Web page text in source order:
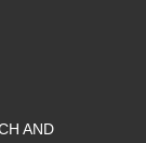
AND